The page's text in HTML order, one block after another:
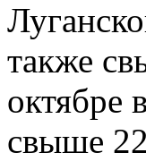
также
октябре
свыше